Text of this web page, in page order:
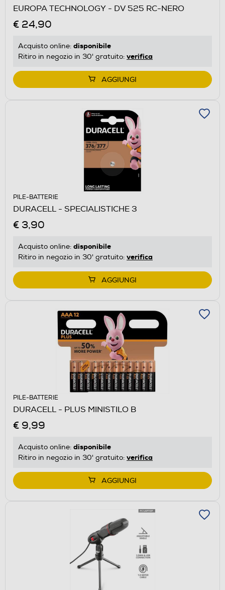
EUROPA TECHNOLOGY - DV 525 RC-NERO
€ 24,90
Acquisto online: disponibile
Ritiro in negozio in 30' gratuito: verifica
AGGIUNGI
PILE-BATTERIE
DURACELL - SPECIALISTICHE 3
€ 3,90
Acquisto online: disponibile
Ritiro in negozio in 30' gratuito: verifica
AGGIUNGI
PILE-BATTERIE
DURACELL - PLUS MINISTILO B
€ 9,99
Acquisto online: disponibile
Ritiro in negozio in 30' gratuito: verifica
AGGIUNGI